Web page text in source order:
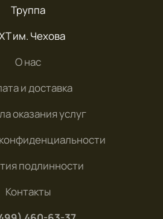
Труппа
им. Чехова
О нас
и доставка
оказания услуг
подлинности
Контакты